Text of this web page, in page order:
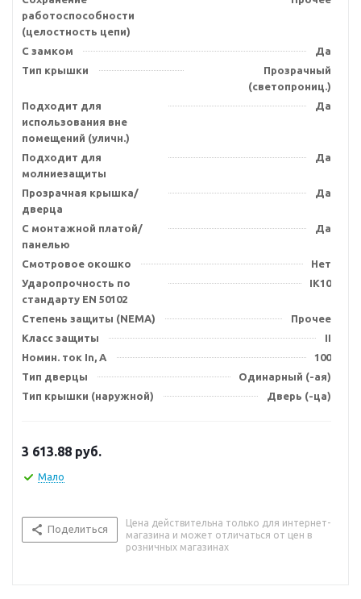
работоспособности
(целостность цепи)
С замком
Да
Тип крышки
Прозрачный
(светопрониц.)
Подходит для
использования вне
помещений (уличн.)
Да
Подходит для
молниезащиты
Да
Прозрачная крышка/
дверца
Да
С монтажной платой/
панелью
Да
Смотровое окошко
Нет
Ударопрочность по
стандарту EN 50102
IK10
Степень защиты (NEMA)
Прочее
Класс защиты
II
Номин. ток In, А
100
Тип дверцы
Одинарный (-ая)
Тип крышки (наружной)
Дверь (-ца)
3 613.88 руб.
Мало
Поделиться
Цена действительна только для интернет-
магазина и может отличаться от цен в
розничных магазинах